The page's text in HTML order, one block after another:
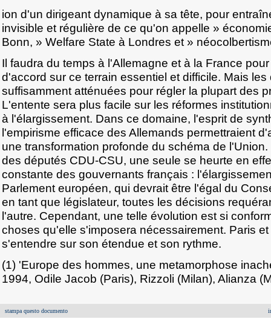
ion d'un dirigeant dynamique à sa tête, pour
invisible et régulière de ce qu'on appelle »
Bonn, » Welfare State à Londres et »
Il faudra du temps à l'Allemagne et à la France
d'accord sur ce terrain essentiel et difficile. Mais
suffisamment atténuées pour régler la plupart des
L'entente sera plus facile sur les réformes
à l'élargissement. Dans ce domaine, l'esprit de
l'empirisme efficace des Allemands permettraient
une transformation profonde du schéma de
des députés CDU-CSU, une seule se heurte en
constante des gouvernants français :
Parlement européen, qui devrait être l'égal du
en tant que législateur, toutes les décisions
l'autre. Cependant, une telle évolution est si
choses qu'elle s'imposera nécessairement. Paris
s'entendre sur son étendue et son rythme.
(1) 'Europe des hommes, une metamorphose
1994, Odile Jacob (Paris), Rizzoli (Milan), Alianza
stampa questo documento